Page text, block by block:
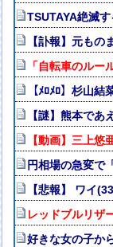
TSUTAYA絶滅す
【訃報】元も
「自転車のル
【ﾒﾛﾒﾛ】杉山
【謎】熊本で
【動画】三上
円相場の急変で
【悲報】 ワイ
レッドブルリザ
好きな女の子か